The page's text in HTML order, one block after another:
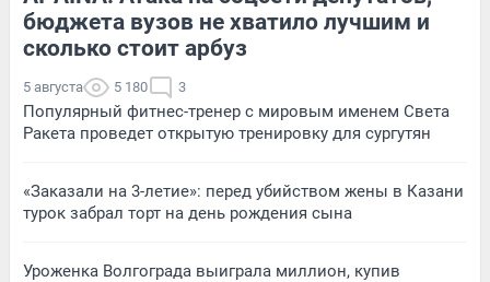
бюджета вузов не хватило лучшим и
сколько стоит арбуз
5 августа 5 180 3
Популярный фитнес-тренер с мировым именем Света
Ракета проведет открытую тренировку для сургутян
«Заказали на 3-летие»: перед убийством жены в Казани
турок забрал торт на день рождения сына
Уроженка Волгограда выиграла миллион, купив